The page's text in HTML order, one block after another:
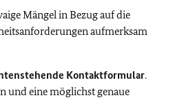
Mängel in Bezug auf die
aufmerksam
Kontaktformular.
und eine möglichst genaue